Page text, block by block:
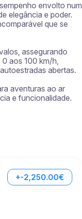
envolto num
elegância e poder.
que se
assegurando
aos 100 km/h,
abertas.
aventuras ao ar
e funcionalidade.
+-2,250.00€